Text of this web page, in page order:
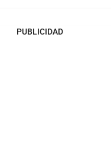
PUBLICIDAD